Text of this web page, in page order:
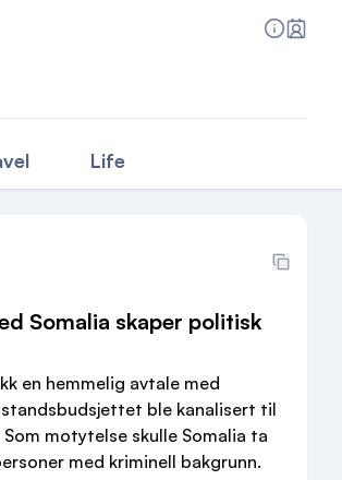
Life
Somalia skaper politisk
en hemmelig avtale med
ble kanalisert til
motytelse skulle Somalia ta
med kriminell bakgrunn.